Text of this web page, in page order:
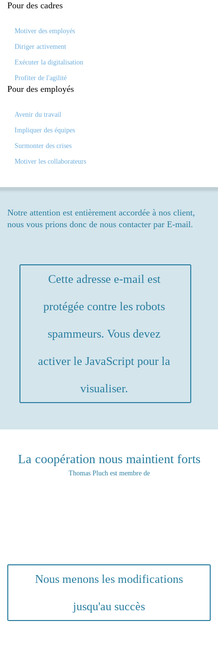
Pour des cadres
Motiver des employés
Diriger activement
Exécuter la digitalisation
Profiter de l'agilité
Pour des employés
Avenir du travail
Impliquer des équipes
Surmonter des crises
Motiver les collaborateurs
Notre attention est entièrement accordée à nos client,
nous vous prions donc de nous contacter par E-mail.
Cette adresse e-mail est
protégée contre les robots
spammeurs. Vous devez
activer le JavaScript pour la
visualiser.
La coopération nous maintient forts
Thomas Pluch est membre de
Nous menons les modifications
jusqu'au succès